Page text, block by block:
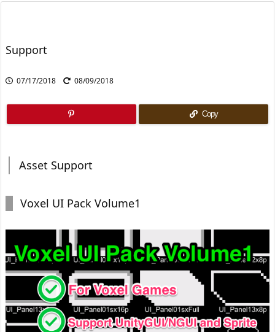
Support
07/17/2018 08/09/2018
Copy
Asset Support
Voxel UI Pack Volume1